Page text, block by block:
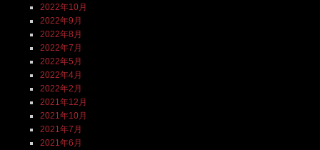
2022年10月
2022年9月
2022年8月
2022年7月
2022年5月
2022年4月
2022年2月
2021年12月
2021年10月
2021年7月
2021年6月